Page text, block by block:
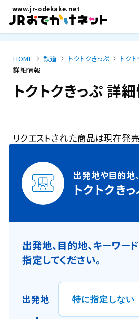
メイ
www.jr-odekake.net
HOME 鉄道 トクトクきっぷ
トク
詳細情報
トクトクきっぷ 詳
リクエストされた商品は現在発
出発地や目的地
トクトクき
出発地、目的地、キーワー
指定してください。
出発地